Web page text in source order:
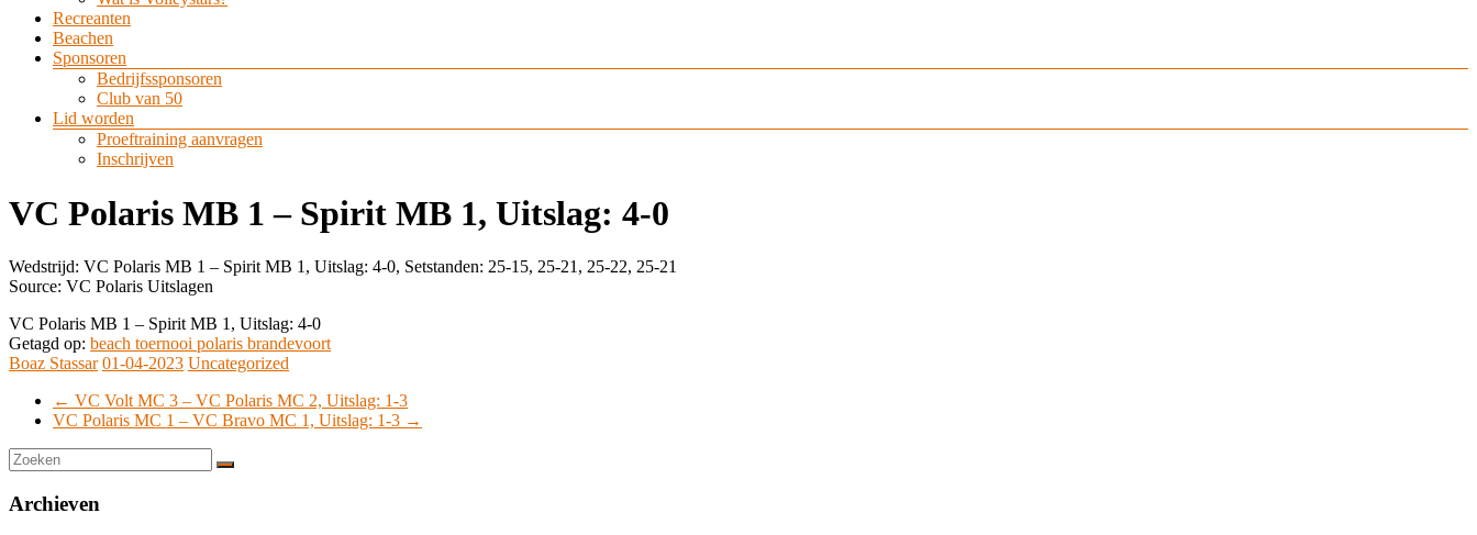
Recreanten
Beachen
Sponsoren
Bedrijfssponsoren
Club van 50
Lid worden
Proeftraining aanvragen
Inschrijven
VC Polaris MB 1 – Spirit MB 1, Uitslag: 4-0
Wedstrijd: VC Polaris MB 1 – Spirit MB 1, Uitslag: 4-0, Setstanden: 25-15, 25-21, 25-22, 25-21
Source: VC Polaris Uitslagen
VC Polaris MB 1 – Spirit MB 1, Uitslag: 4-0
Getagd op: beach toernooi polaris brandevoort
Boaz Stassar 01-04-2023 Uncategorized
← VC Volt MC 3 – VC Polaris MC 2, Uitslag: 1-3
VC Polaris MC 1 – VC Bravo MC 1, Uitslag: 1-3 →
Archieven